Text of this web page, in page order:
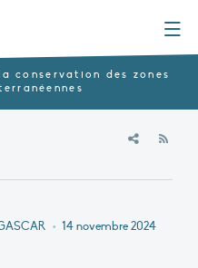
conservation des zones
• 14 novembre 2024